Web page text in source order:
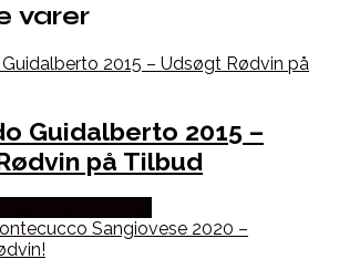
varer
Guidalberto 2015 –
på Tilbud